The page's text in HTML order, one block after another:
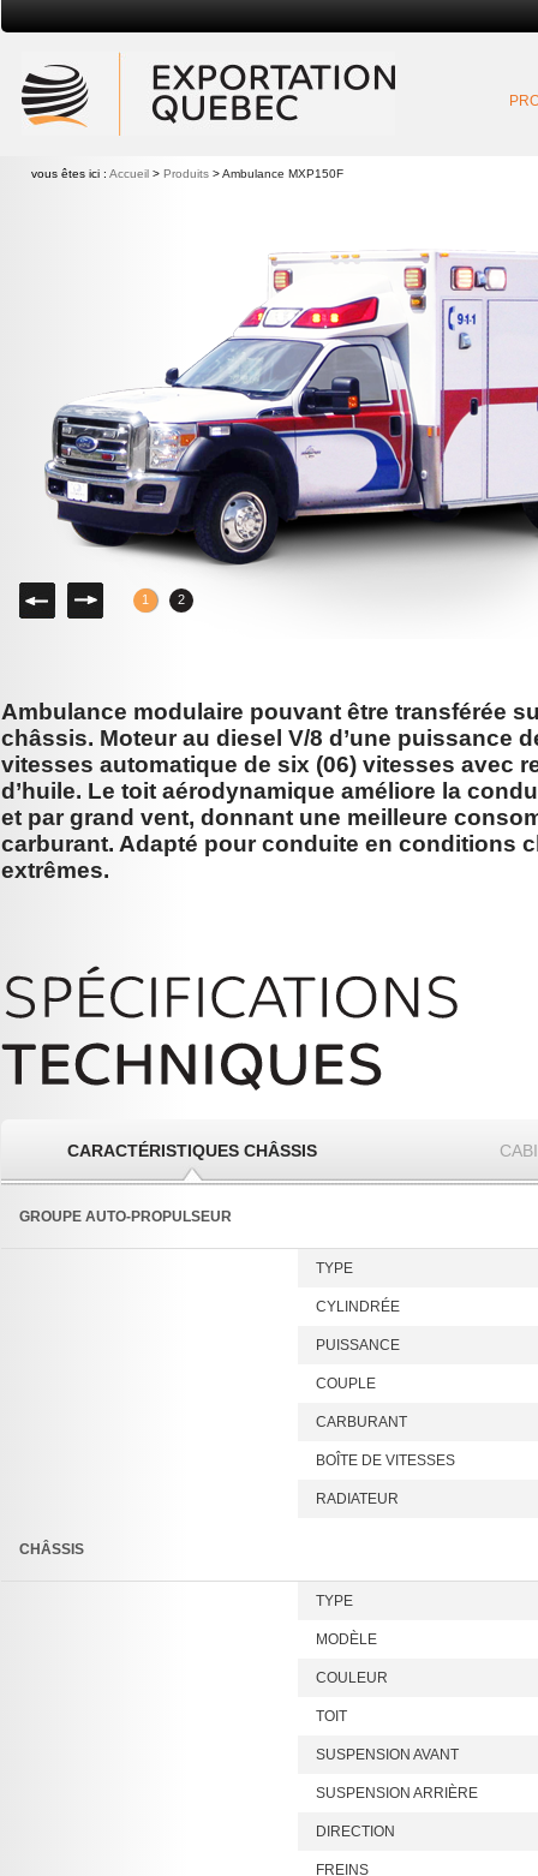
vous êtes ici : Accueil> Produits>Ambulance MXP150F
Droite1 2
Ambulance modulaire pouvant être transférée
châssis. Moteur au diesel V/8 d’une puissance
vitesses automatique de six (06) vitesses avec
d’huile. Le toit aérodynamique améliore la
et par grand vent, donnant une meilleure
carburant. Adapté pour conduite en conditions
extrêmes.
CARACTÉRISTIQUES CHÂSSIS
GROUPE AUTO-PROPULSEUR
TYPE
CYLINDRÉE
PUISSANCE
COUPLE
CARBURANT
BOÎTE DE VITESSES
RADIATEUR
CHÂSSIS
TYPE
MODÈLE
COULEUR
TOIT
SUSPENSION AVANT
SUSPENSION ARRIÈRE
DIRECTION
FREINS